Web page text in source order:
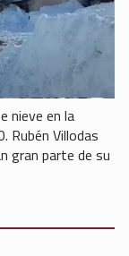
nieve en la
Rubén Villodas
gran parte de su